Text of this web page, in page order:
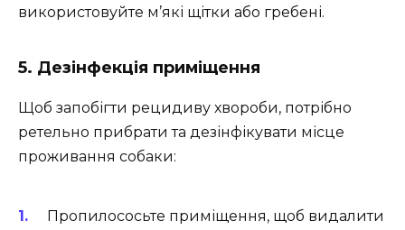
використовуйте м’які щітки або гребені.
5. Дезінфекція приміщення
Щоб запобігти рецидиву хвороби, потрібно
ретельно прибрати та дезінфікувати місце
проживання собаки:
Пропилососьте приміщення, щоб видалити